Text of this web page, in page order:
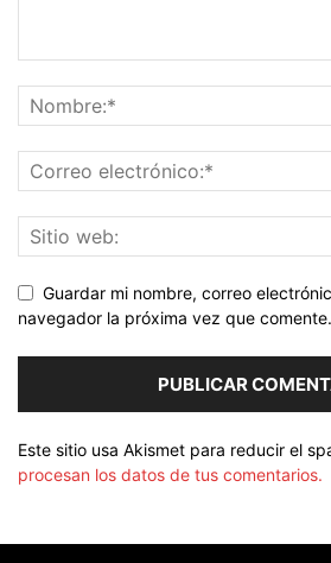
Guardar mi nombre, correo
navegador la próxima vez que comente.
Este sitio usa Akismet para reducir el
procesan los datos de tus comentarios.